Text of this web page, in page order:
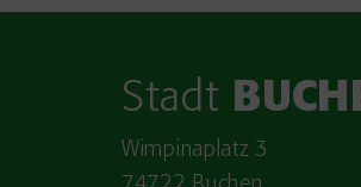
Stadt
Wimpinaplatz 3